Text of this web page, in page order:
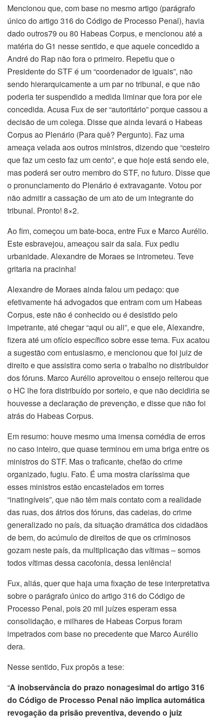
Mencionou que, com base no mesmo artigo (parágrafo
único do artigo 316 do Código de Processo Penal), havia
dado outros79 ou 80 Habeas Corpus, e mencionou até a
matéria do G1 nesse sentido, e que aquele concedido a
André do Rap não fora o primeiro. Repetiu que o
Presidente do STF é um “coordenador de iguais”, não
sendo hierarquicamente a um par no tribunal, e que não
poderia ter suspendido a medida liminar que fora por ele
concedida. Acusa Fux de ser “autoritário” porque cassou a
decisão de um colega. Disse que ainda levará o Habeas
Corpus ao Plenário (Para quê? Pergunto). Faz uma
ameaça velada aos outros ministros, dizendo que “cesteiro
que faz um cesto faz um cento”, e que hoje está sendo ele,
mas poderá ser outro membro do STF, no futuro. Disse que
o pronunciamento do Plenário é extravagante. Votou por
não admitir a cassação de um ato de um integrante do
tribunal. Pronto! 8×2.
Ao fim, começou um bate-boca, entre Fux e Marco Aurélio.
Este esbravejou, ameaçou sair da sala. Fux pediu
urbanidade. Alexandre de Moraes se intrometeu. Teve
gritaria na pracinha!
Alexandre de Moraes ainda falou um pedaço: que
efetivamente há advogados que entram com um Habeas
Corpus, este não é conhecido ou é desistido pelo
impetrante, até chegar “aqui ou ali”, e que ele, Alexandre,
fizera até um ofício específico sobre esse tema. Fux acatou
a sugestão com entusiasmo, e mencionou que foi juiz de
direito e que assistira como seria o trabalho no distribuidor
dos fóruns. Marco Aurélio aproveitou o ensejo reiterou que
o HC lhe fora distribuído por sorteio, e que não decidiria se
houvesse a declaração de prevenção, e disse que não foi
atrás do Habeas Corpus.
Em resumo: houve mesmo uma imensa comédia de erros
no caso inteiro, que quase terminou em uma briga entre os
ministros do STF. Mas o traficante, chefão do crime
organizado, fugiu. Fato. É uma mostra claríssima que
esses ministros estão encastelados em torres
“inatingíveis”, que não têm mais contato com a realidade
das ruas, dos átrios dos fóruns, das cadeias, do crime
generalizado no país, da situação dramática dos cidadãos
de bem, do acúmulo de direitos de que os criminosos
gozam neste país, da multiplicação das vítimas – somos
todos vítimas dessa cacofonia, dessa leniência!
Fux, aliás, quer que haja uma fixação de tese interpretativa
sobre o parágrafo único do artigo 316 do Código de
Processo Penal, pois 20 mil juízes esperam essa
consolidação, e milhares de Habeas Corpus foram
impetrados com base no precedente que Marco Aurélio
dera.
Nesse sentido, Fux propôs a tese:
“A inobservância do prazo nonagesimal do artigo 316
do Código de Processo Penal não implica automática
revogação da prisão preventiva, devendo o juiz